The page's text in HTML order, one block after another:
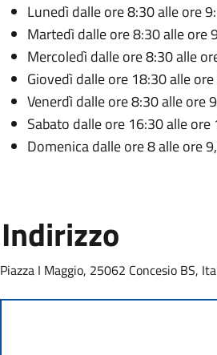
Lunedì dalle ore 8:30 alle ore
Martedì dalle ore 8:30 alle ore
Mercoledì dalle ore 8:30 alle
Giovedì dalle ore 18:30 alle
Venerdì dalle ore 8:30 alle ore
Sabato dalle ore 16:30 alle
Domenica dalle ore 8 alle ore
Indirizzo
Piazza I Maggio, 25062 Concesio BS,